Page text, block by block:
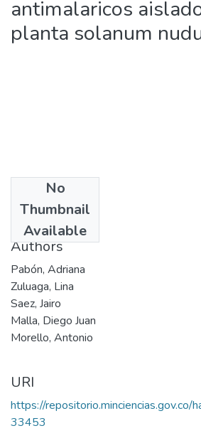
antimalaricos
planta solanum
No
Thumbnail
Available
2006
Authors
Pabón, Adriana
Zuluaga, Lina
Saez, Jairo
Malla, Diego Juan
Morello, Antonio
URI
https://
33453